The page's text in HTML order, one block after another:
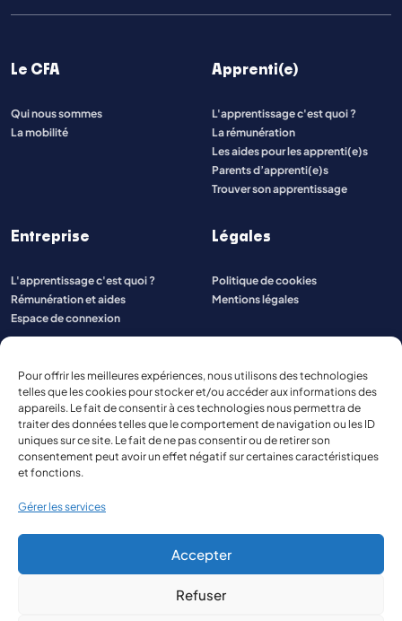
Pour offrir les meilleures expériences, nous utilisons des technologies
telles que les cookies pour stocker et/ou accéder aux informations des
appareils. Le fait de consentir à ces technologies nous permettra de
traiter des données telles que le comportement de navigation ou les ID
uniques sur ce site. Le fait de ne pas consentir ou de retirer son
consentement peut avoir un effet négatif sur certaines caractéristiques
et fonctions.
Gérer les services
Accepter
Refuser
Le CFA
Qui nous sommes
La mobilité
Apprenti(e)
L'apprentissage c'est quoi ?
La rémunération
Les aides pour les apprenti(e)s
Parents d’apprenti(e)s
Trouver son apprentissage
Entreprise
L'apprentissage c'est quoi ?
Rémunération et aides
Espace de connexion
Légales
Politique de cookies
Mentions légales